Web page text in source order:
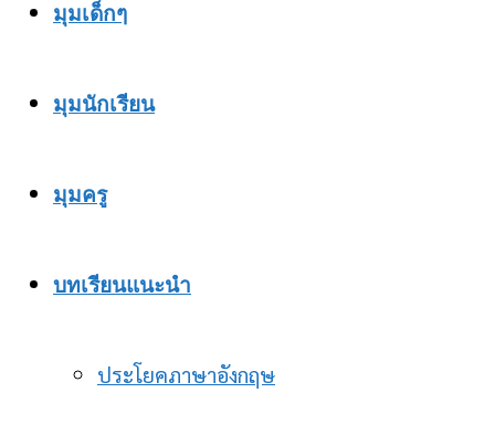
มุมเด็กๆ
มุมนักเรียน
มุมครู
บทเรียนแนะนำ
ประโยคภาษาอังกฤษ